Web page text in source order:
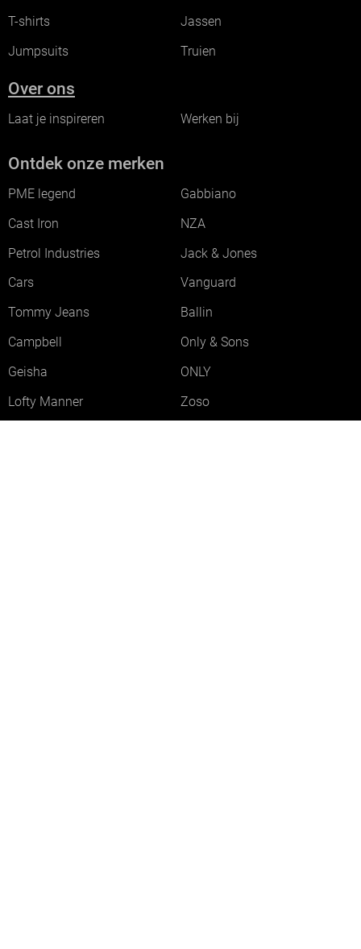
T-shirts
Jassen
Jumpsuits
Truien
Over ons
Laat je inspireren Werken bij
Ontdek onze merken
PME legend
Gabbiano
Cast Iron
NZA
Petrol Industries
Jack & Jones
Cars
Vanguard
Tommy Jeans
Ballin
Campbell
Only & Sons
Geisha
ONLY
Lofty Manner
Zoso